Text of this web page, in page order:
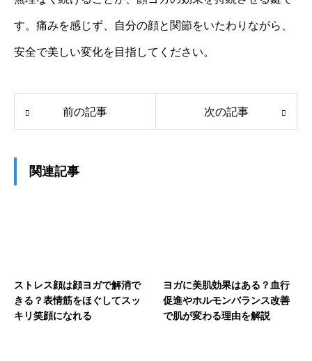
す。痛みを感じず、自分の顔と関節をいたわりながら、
安全で美しい変化を目指してください。
前の記事 次の記事
関連記事
ストレス顔は顔ヨガで解消で
きる？表情筋をほぐしてスッ
キリ笑顔になれる
ヨガに美肌効果はある？血行
促進やホルモンバランス改善
で肌が変わる理由を解説